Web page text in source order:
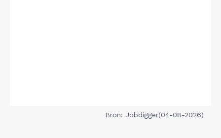
Bron: Jobdigger(04-08-2026)